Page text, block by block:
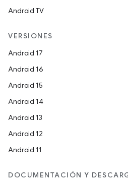
Android TV
VERSIONES
Android 17
Android 16
Android 15
Android 14
Android 13
Android 12
Android 11
DOCUMENTACIÓN Y